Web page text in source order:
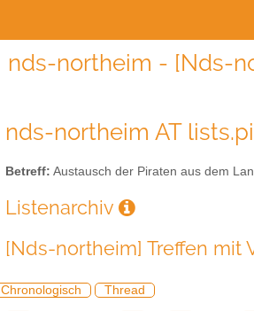
nds-northeim - [Nds-
nds-northeim AT
Betreff: Austausch der Piraten aus dem
Listenarchiv
[Nds-northeim] Treffen mit
Chronologisch Thread